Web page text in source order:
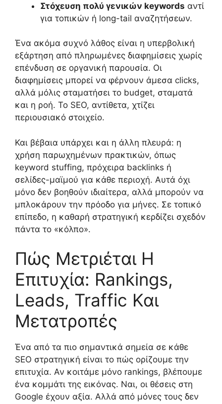
Στόχευση πολύ γενικών keywords αντί
για τοπικών ή long-tail αναζητήσεων.
Ένα ακόμα συχνό λάθος είναι η υπερβολική
εξάρτηση από πληρωμένες διαφημίσεις χωρίς
επένδυση σε οργανική παρουσία. Οι
διαφημίσεις μπορεί να φέρνουν άμεσα clicks,
αλλά μόλις σταματήσει το budget, σταματά
και η ροή. Το SEO, αντίθετα, χτίζει
περιουσιακό στοιχείο.
Και βέβαια υπάρχει και η άλλη πλευρά: η
χρήση παρωχημένων πρακτικών, όπως
keyword stuffing, πρόχειρα backlinks ή
σελίδες-μαϊμού για κάθε περιοχή. Αυτά όχι
μόνο δεν βοηθούν ιδιαίτερα, αλλά μπορούν να
μπλοκάρουν την πρόοδο για μήνες. Σε τοπικό
επίπεδο, η καθαρή στρατηγική κερδίζει σχεδόν
πάντα το «κόλπο».
Πώς Μετριέται Η
Επιτυχία: Rankings,
Leads, Traffic Και
Μετατροπές
Ένα από τα πιο σημαντικά σημεία σε κάθε
SEO στρατηγική είναι το πώς ορίζουμε την
επιτυχία. Αν κοιτάμε μόνο rankings, βλέπουμε
ένα κομμάτι της εικόνας. Ναι, οι θέσεις στη
Google έχουν αξία. Αλλά από μόνες τους δεν